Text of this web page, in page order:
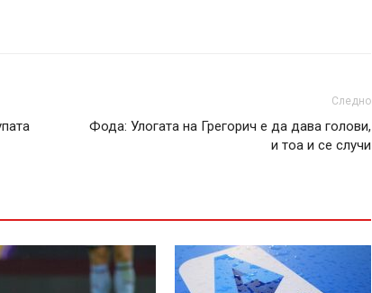
Следно
Фода: Улогата на Грегорич е да дава голови,
и тоа и се случи